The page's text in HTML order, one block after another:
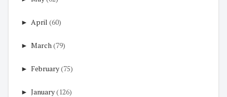
► April (60)
► March (79)
► February(75)
► January(126)